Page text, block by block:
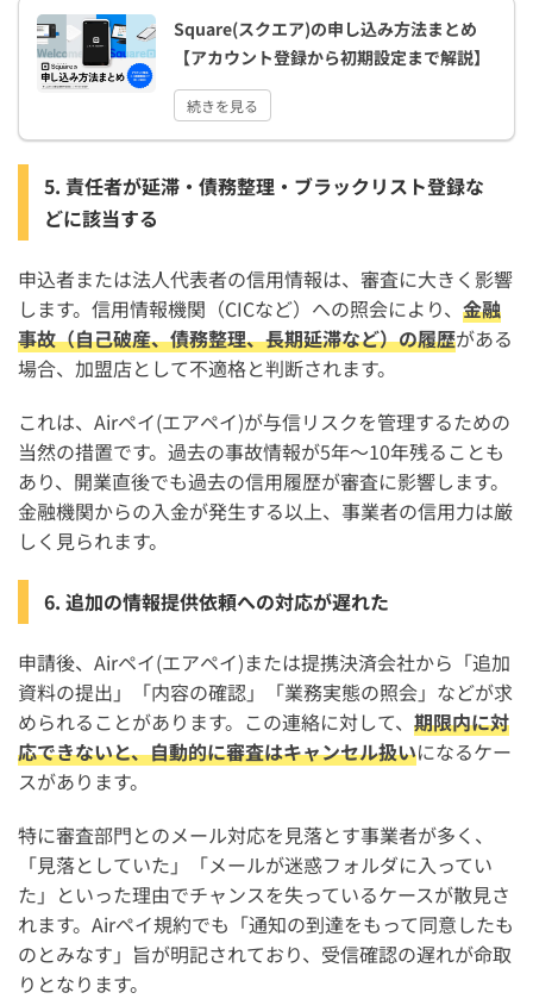
Square(スクエア)の申し込み方法まとめ
【アカウント登録から初期設定まで解説】
続きを見る
5. 責任者が延滞・債務整理・ブラックリスト登録な
どに該当する
申込者または法人代表者の信用情報は、審査に大きく影響
します。信用情報機関（CICなど）への照会により、 金融
事故（自己破産、債務整理、長期延滞など）の履歴がある
場合、加盟店として不適格と判断されます。
これは、Airペイ(エアペイ)が与信リスクを管理するための
当然の措置です。過去の事故情報が5年～10年残ることも
あり、開業直後でも過去の信用履歴が審査に影響します。
金融機関からの入金が発生する以上、事業者の信用力は厳
しく見られます。
6. 追加の情報提供依頼への対応が遅れた
申請後、Airペイ(エアペイ)または提携決済会社から「追加
資料の提出」「内容の確認」「業務実態の照会」などが求
められることがあります。この連絡に対して、 期限内に対
応できないと、自動的に審査はキャンセル扱いになるケー
スがあります。
特に審査部門とのメール対応を見落とす事業者が多く、
「見落としていた」「メールが迷惑フォルダに入ってい
た」といった理由でチャンスを失っているケースが散見さ
れます。Airペイ規約でも「通知の到達をもって同意したも
のとみなす」旨が明記されており、受信確認の遅れが命取
りとなります。